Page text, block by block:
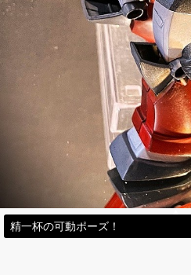
精一杯の可動ポーズ！